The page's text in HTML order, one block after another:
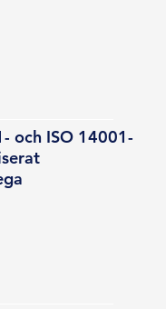
och ISO 14001-